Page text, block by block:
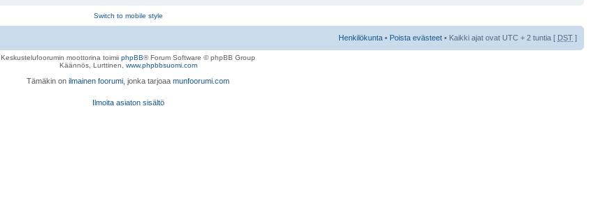
Switch to mobile style
Henkilökunta • Poista evästeet • Kaikki ajat ovat UTC + 2 tuntia [ DST ]
Keskustelufoorumin moottorina toimii phpBB® Forum Software © phpBB Group
Käännös, Lurttinen, www.phpbbsuomi.com
Tämäkin on ilmainen foorumi , jonka tarjoaa munfoorumi.com
Ilmoita asiaton sisältö